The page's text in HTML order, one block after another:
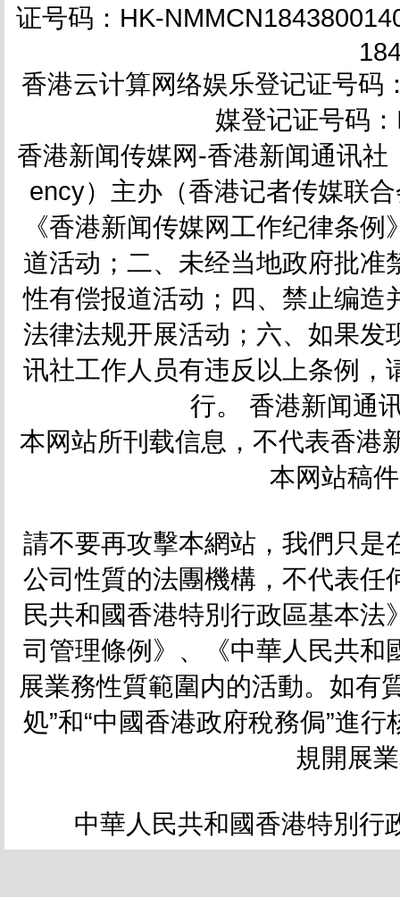
证号码：HK-
香港云计算网络娱乐登记证号码
媒登记证号码
香港新闻传媒网-香港新闻通讯
ency）主办（香港记者传媒联
《香港新闻传媒网工作纪律条
道活动；二、未经当地政府批
性有偿报道活动；四、禁止编造
法律法规开展活动；六、如果发
讯社工作人员有违反以上条例，
行。 香港新闻通
本网站所刊载信息，不代表香港
本网站稿
請不要再攻擊本網站，我們只是
公司性質的法團機構，不代表任
民共和國香港特別行政區基本
司管理條例》、《中華人民共和
展業務性質範圍内的活動。如有
処”和“中國香港政府稅務侷”進
規開展
中華人民共和國香港特別行